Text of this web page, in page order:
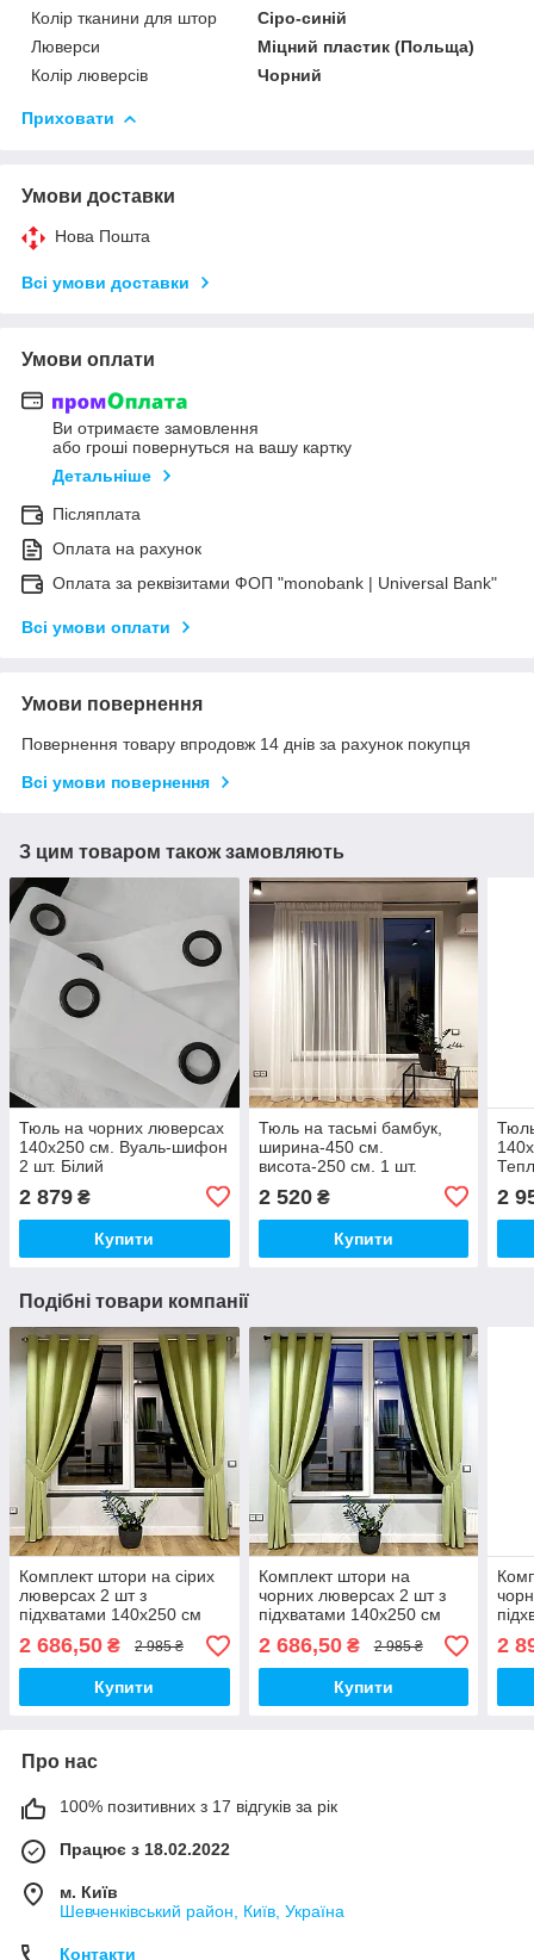
Колір тканини для штор
Сіро-синій
Люверси
Міцний пластик (Польща)
Колір люверсів
Чорний
Приховати
Умови доставки
Нова Пошта
Всі умови доставки
Умови оплати
Ви отримаєте замовлення
або гроші повернуться на вашу картку
Детальніше
Післяплата
Оплата на рахунок
Оплата за реквізитами ФОП "monobank | Universal Bank"
Всі умови оплати
Умови повернення
Повернення товару впродовж 14 днів за рахунок покупця
Всі умови повернення
З цим товаром також замовляють
Тюль на чорних люверсах
140х250 см. Вуаль-шифон
2 шт. Білий
2 879 ₴
Купити
Тюль на тасьмі бамбук,
ширина-450 см.
висота-250 см. 1 шт.
Тепло-білий, Туреччина
2 520₴
Купити
2
Подібні товари компанії
Комплект штори на сірих
люверсах 2 шт з
підхватами 140х250 см
мікровелюр Світло-
зелений
2 686,50 ₴ 2 985 ₴
Купити
Комплект штори на
чорних люверсах 2 шт з
підхватами 140х250 см
мікровелюр Світло-
зелений
2 686,50₴ 2 985 ₴
Купити
2
Про нас
100% позитивних з 17 відгуків за рік
Працює з 18.02.2022
м. Київ
Шевченківський район, Київ, Україна
Контакти